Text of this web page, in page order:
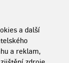
a další
a reklam,